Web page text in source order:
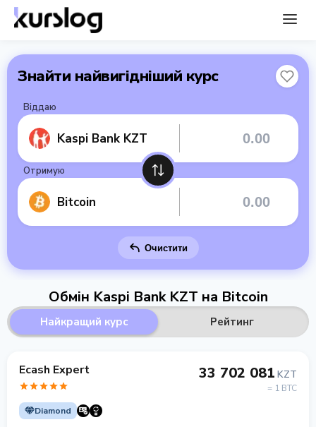
Знайти найвигідніший курс
Віддаю
Kaspi Bank KZT
Отримую
Bitcoin
Очистити
Обмін Kaspi Bank KZT на Bitcoin
Найкращий курс Рейтинг
Ecash Expert
Diamond
33 702 081 KZT
= 1 BTC